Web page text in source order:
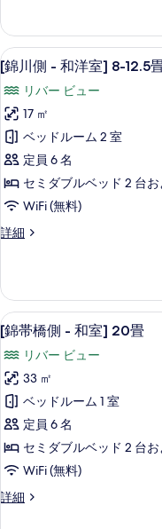
表
示
す
る
の
す
べ
て
の
写
真
を
表
示
る
煙
可
の
詳
細
室
リ
ビ
ン
グ
+
ツ
イ
ン,
可
の
す
べ
て
の
写
真
を
表
-
貴
賓
室]
和
洋
室
+
リ
ビ
ン
グ
+
ツ
喫
煙
可
の
詳
[錦
川
側
-
和
洋
室]
8-
12.5
2
ベ
ッ
ド
ル
ー
ム,
喫
煙
可
8
[錦川側 - 和洋室] 8-12.5
リバー ビュー
17 ㎡
ベッドルーム 2 室
定員 6 名
セミダブルベッド 2 台
WiFi (無料)
詳細
[錦
和
洋
室]
8-
12.5
畳
+
2
ベ
ッ
ド
ル
ー
ム,
[錦
帯
橋
側
-
和
室]
20
畳
7
[錦帯橋側 - 和室] 20畳
リバー ビュー
33 ㎡
ベッドルーム 1 室
定員 6 名
セミダブルベッド 2 台
WiFi (無料)
詳細
[錦